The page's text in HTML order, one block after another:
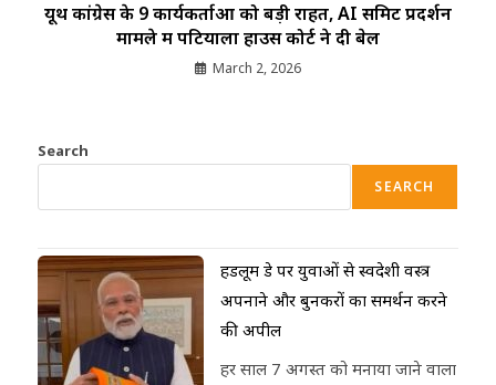
यूथ कांग्रेस के 9 कार्यकर्ताओं को बड़ी राहत, AI समिट प्रदर्शन
मामले में पटियाला हाउस कोर्ट ने दी बेल
March 2, 2026
Search
SEARCH
हैंडलूम डे पर युवाओं से स्वदेशी वस्त्र
अपनाने और बुनकरों का समर्थन करने
की अपील
हर साल 7 अगस्त को मनाया जाने वाला